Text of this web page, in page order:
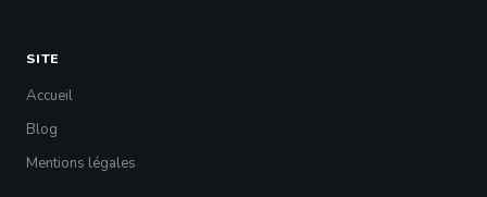
SITE
Accueil
Blog
Mentions légales